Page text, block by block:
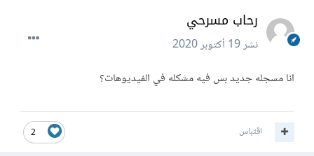
رحاب مسرحي
نشر19 أكتوبر 2020
انا مسجله جديد بس فيه مشكله في الفيديوهات؟
2 اقتباس